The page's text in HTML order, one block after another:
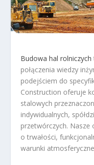
Budowa hal rolniczych
połączenia wiedzy
podejściem do
Construction oferuje
stalowych
indywidualnych,
przetwórczych.
o trwałości,
warunki